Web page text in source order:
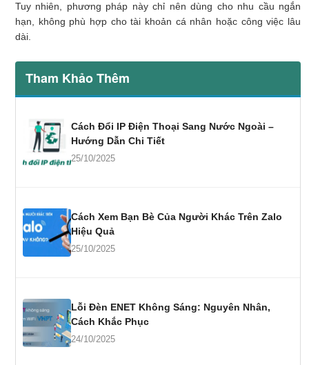
Tuy nhiên, phương pháp này chỉ nên dùng cho nhu cầu ngắn
hạn, không phù hợp cho tài khoản cá nhân hoặc công việc lâu
dài.
Tham Khảo Thêm
Cách Đổi IP Điện Thoại Sang Nước Ngoài –
Hướng Dẫn Chi Tiết
25/10/2025
Cách Xem Bạn Bè Của Người Khác Trên Zalo
Hiệu Quả
25/10/2025
Lỗi Đèn ENET Không Sáng: Nguyên Nhân,
Cách Khắc Phục
24/10/2025